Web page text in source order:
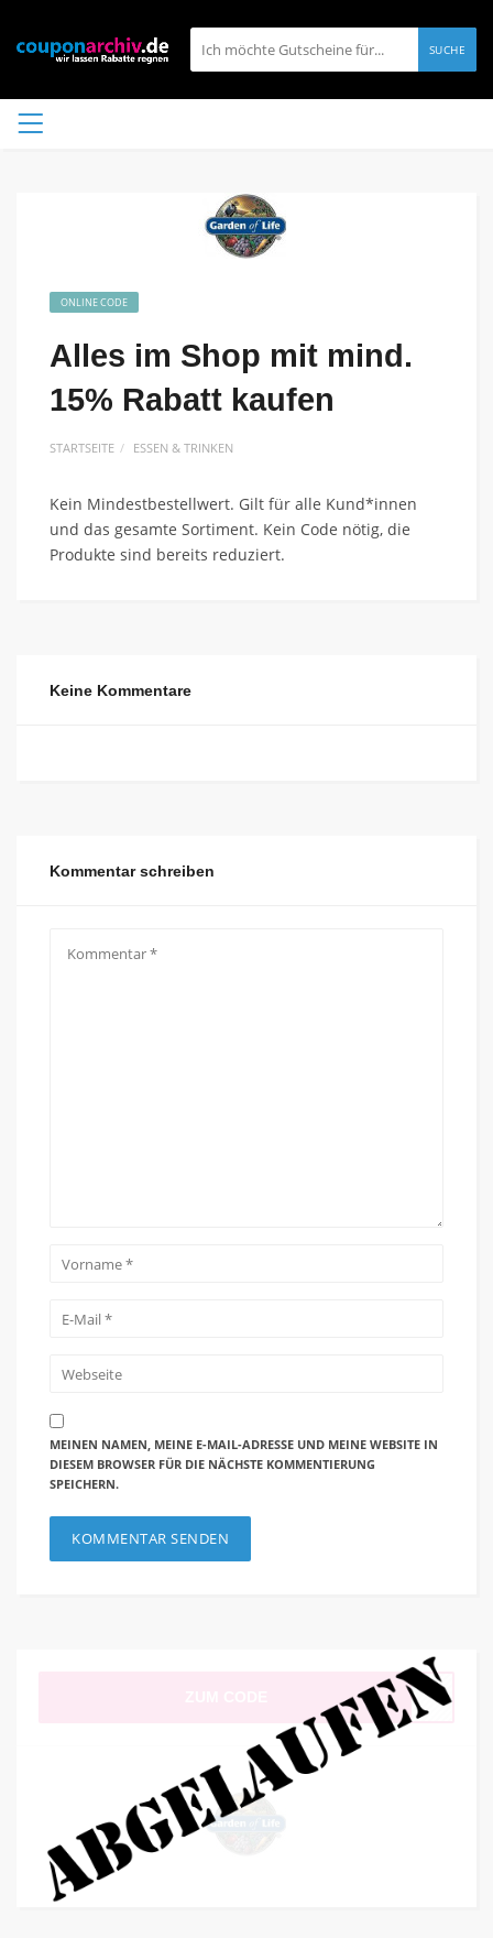
SUCHE
ONLINE CODE
Alles im Shop mit mind.
15% Rabatt kaufen
STARTSEITE ESSEN & TRINKEN
Kein Mindestbestellwert. Gilt für alle Kund*innen
und das gesamte Sortiment. Kein Code nötig, die
Produkte sind bereits reduziert.
Keine Kommentare
Kommentar schreiben
MEINEN NAMEN, MEINE E-MAIL-ADRESSE UND MEINE WEBSITE IN
DIESEM BROWSER FÜR DIE NÄCHSTE KOMMENTIERUNG
SPEICHERN.